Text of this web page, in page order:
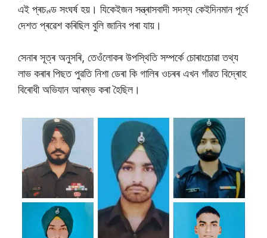
এই প্ৰচণ্ড সংঘৰ্ষ হয়। যিকেইজন সন্ত্ৰাসবাদী সদস্য কেইদিনমান পূৰ্বে
দেশত প্ৰৱেশ কৰিছিল বুলি জানিব পৰা যায়।
সেনাৰ সূত্ৰ অনুসৰি, তেওঁলোকৰ উপস্থিতি সম্পৰ্কে চোৰাংচোৱা তথ্য
লাভ কৰাৰ পিছত পুৱতি নিশা ডেৰা কি গালিৰ ওচৰৰ এখন গাঁৱত বিদ্ৰোহ
বিৰোধী অভিযান আৰম্ভ কৰা হৈছিল।